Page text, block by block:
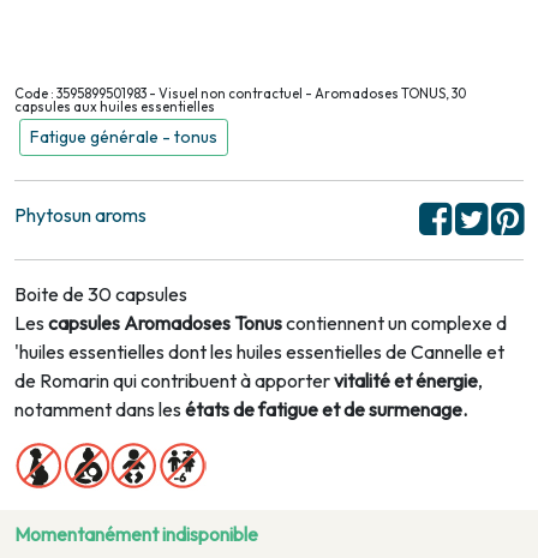
Code : 3595899501983 - Visuel non contractuel - Aromadoses TONUS, 30
capsules aux huiles essentielles
Fatigue générale - tonus
Phytosun aroms
Boite de 30 capsules
Les capsules Aromadoses Tonuscontiennent un complexe d
'huiles essentielles dont les huiles essentielles de Cannelle et
de Romarin qui contribuent à apportervitalité et énergie,
notamment dans les états de fatigue et de surmenage.
Momentanément indisponible